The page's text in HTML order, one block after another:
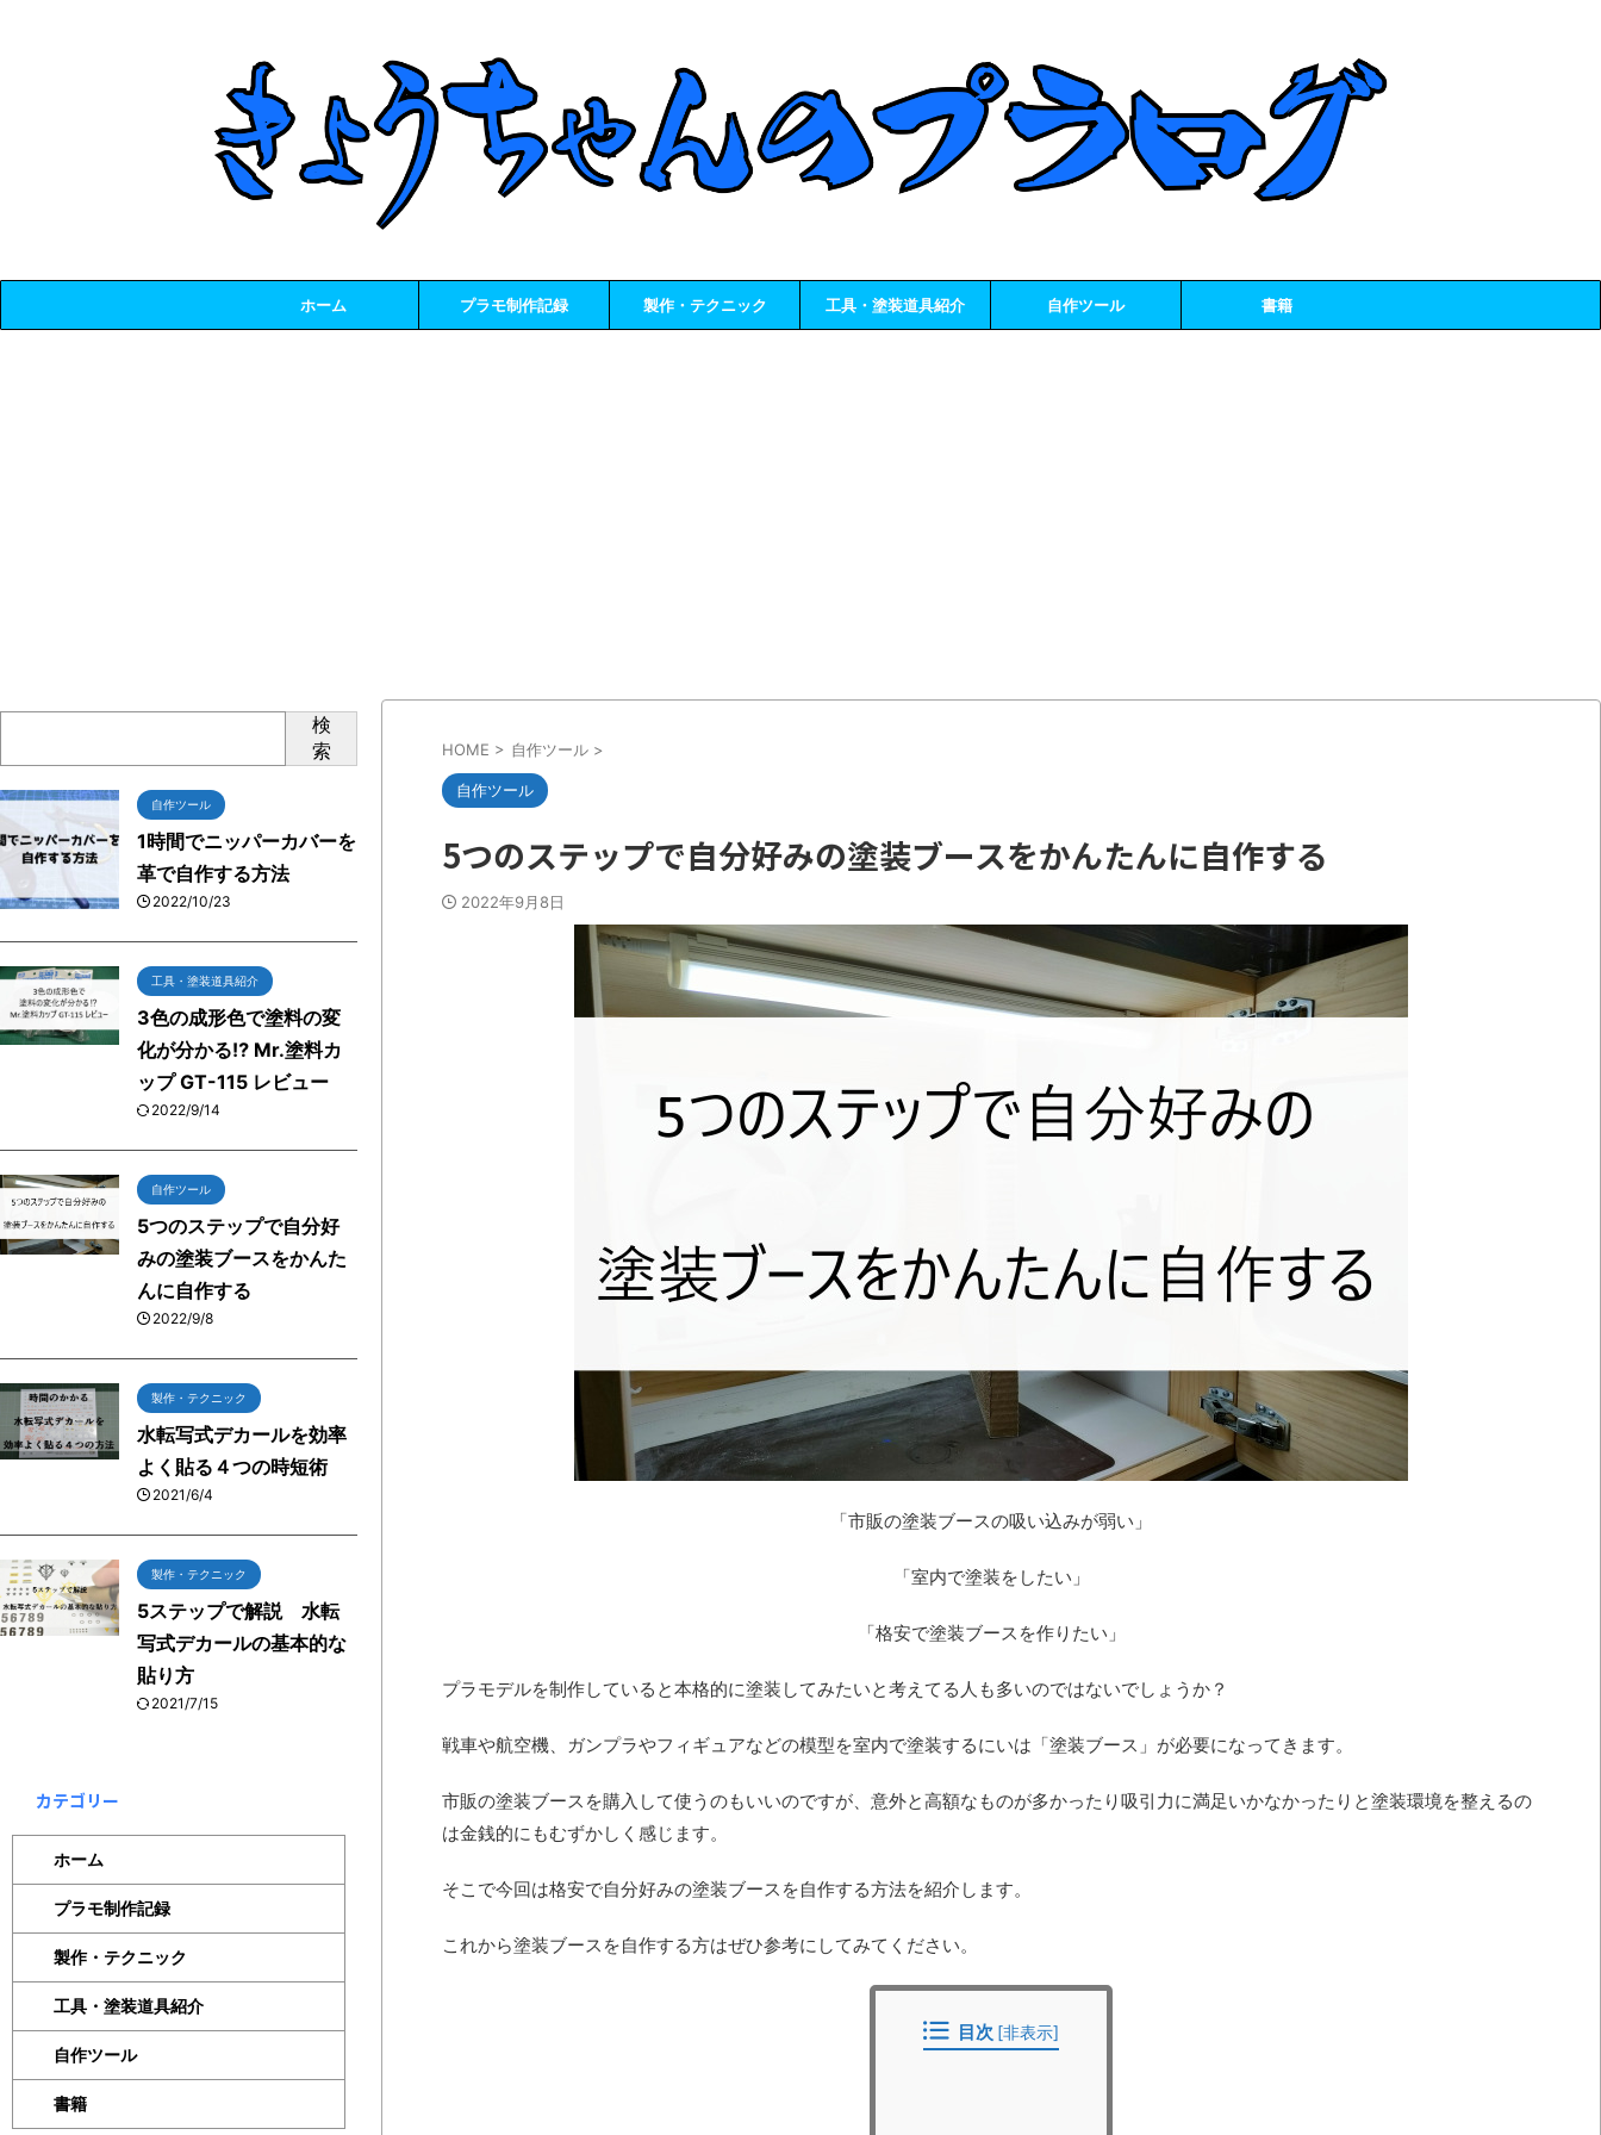
ホーム プラモ制作記録 製作・テクニック 工具・塗装道具紹介 自作ツール 書籍
HOME > 自作ツール >
自作ツール
5つのステップで自分好みの塗装ブースをかんたんに自作する
2022年9月8日
「市販の塗装ブースの吸い込みが弱い」
「室内で塗装をしたい」
「格安で塗装ブースを作りたい」
プラモデルを制作していると本格的に塗装してみたいと考えてる人も多いのではないでしょうか？
戦車や航空機、ガンプラやフィギュアなどの模型を室内で塗装するにいは「塗装ブース」が必要になってきます。
市販の塗装ブースを購入して使うのもいいのですが、意外と高額なものが多かったり吸引力に満足いかなかったりと塗装環境を整えるの
は金銭的にもむずかしく感じます。
そこで今回は格安で自分好みの塗装ブースを自作する方法を紹介します。
これから塗装ブースを自作する方はぜひ参考にしてみてください。
目次 [非表示]
検
索
自作ツール
1時間でニッパーカバーを
革で自作する方法
2022/10/23
工具・塗装道具紹介
3色の成形色で塗料の変
化が分かる⁉ Mr.塗料カ
ップ GT-115 レビュー
2022/9/14
自作ツール
5つのステップで自分好
みの塗装ブースをかんた
んに自作する
2022/9/8
製作・テクニック
水転写式デカールを効率
よく貼る４つの時短術
2021/6/4
製作・テクニック
5ステップで解説 水転
写式デカールの基本的な
貼り方
2021/7/15
カテゴリー
ホーム
プラモ制作記録
製作・テクニック
工具・塗装道具紹介
自作ツール
書籍